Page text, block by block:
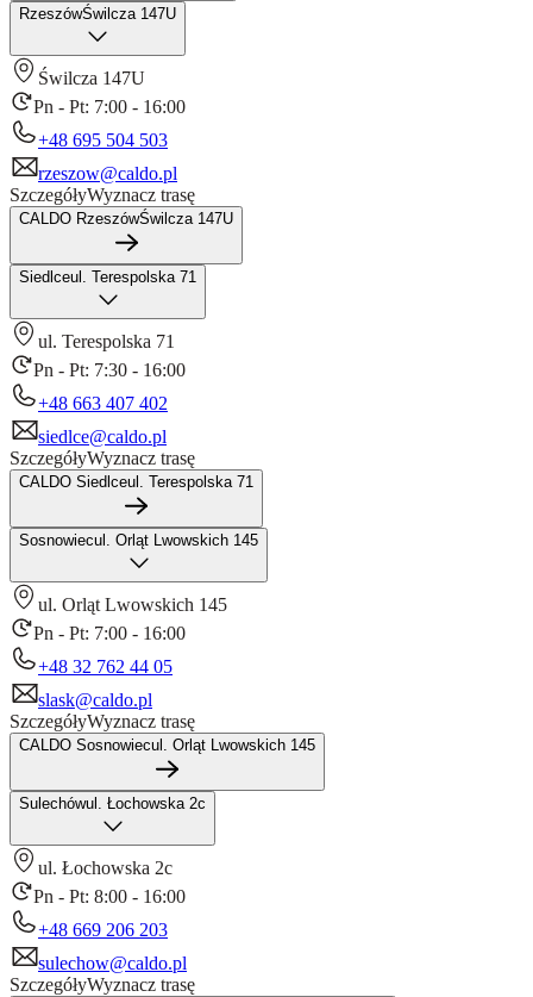
RzeszówŚwilcza 147U
Świlcza 147U
Pn - Pt: 7:00 - 16:00
+48 695 504 503
rzeszow@caldo.pl
SzczegółyWyznacz trasę
CALDO RzeszówŚwilcza 147U
Siedlceul. Terespolska 71
ul. Terespolska 71
Pn - Pt: 7:30 - 16:00
+48 663 407 402
siedlce@caldo.pl
SzczegółyWyznacz trasę
CALDO Siedlceul. Terespolska 71
Sosnowiecul. Orląt Lwowskich 145
ul. Orląt Lwowskich 145
Pn - Pt: 7:00 - 16:00
+48 32 762 44 05
slask@caldo.pl
SzczegółyWyznacz trasę
CALDO Sosnowiecul. Orląt Lwowskich 145
Sulechówul. Łochowska 2c
ul. Łochowska 2c
Pn - Pt: 8:00 - 16:00
+48 669 206 203
sulechow@caldo.pl
SzczegółyWyznacz trasę